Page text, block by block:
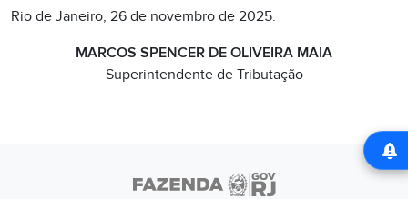
Rio de Janeiro, 26 de novembro de 2025.
MARCOS SPENCER DE OLIVEIRA MAIA
Superintendente de Tributação